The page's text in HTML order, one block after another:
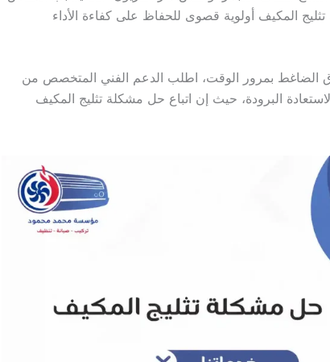
المكيف أولوية قصوى للحفاظ على كفاءة الأداء
الضاغط بمرور الوقت، اطلب الدعم الفني المتخصص من
البرودة، حيث إن اتباع حل مشكلة تثليج المكيف